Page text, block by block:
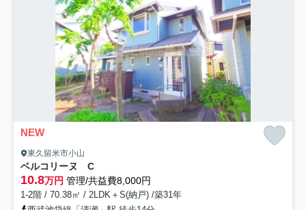
NEW
東久留米市小山
ベルコリーヌ C
10.8万円 管理/共益費8,000円
1-2階 / 70.38㎡ / 2LDK＋S(納戸) /築31年